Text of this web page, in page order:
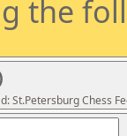
the
St.Petersburg Chess